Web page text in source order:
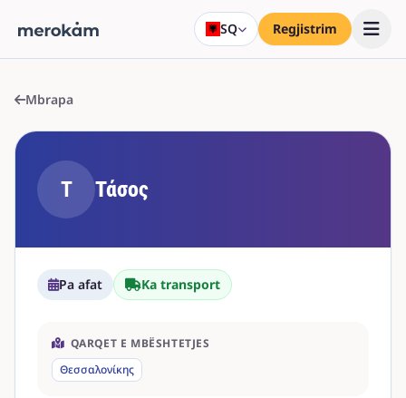
SQ Regjistrim
Mbrapa
Τ Τάσος
Pa afat Ka transport
QARQET E MBËSHTETJES
Θεσσαλονίκης